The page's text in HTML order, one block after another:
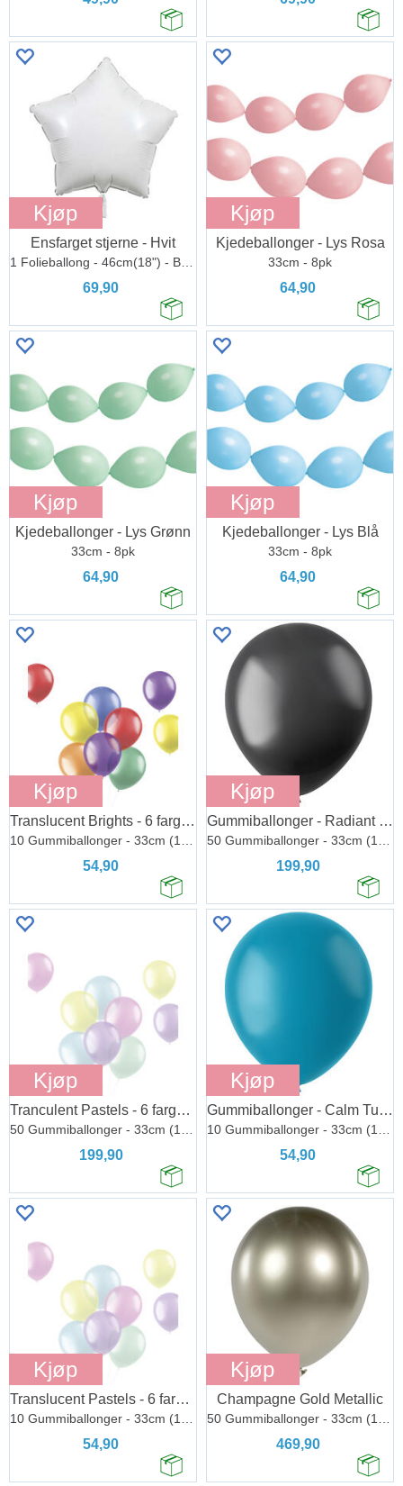
Kjøp
Ensfarget stjerne - Hvit
69,90
Kjøp
Kjedeballonger - Lys Rosa
33cm - 8pk
64,90
Kjøp
Kjedeballonger - Lys Grønn
33cm - 8pk
64,90
Kjøp
Kjedeballonger - Lys Blå
33cm - 8pk
64,90
Kjøp
Translucent Brights - 6 farger miks
54,90
Kjøp
Gummiballonger - Radiant Onyx Black
199,90
Kjøp
Tranculent Pastels - 6 farger miks
199,90
Kjøp
Gummiballonger - Calm Tuquoise Matt
54,90
Kjøp
Translucent Pastels - 6 farger miks
54,90
Kjøp
Champagne Gold Metallic
469,90